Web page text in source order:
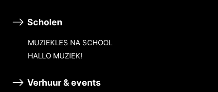
Scholen
MUZIEKLES NA SCHOOL
HALLO MUZIEK!
Verhuur & events